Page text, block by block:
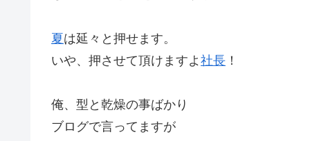
夏は延々と押せます。
いや、押させて頂けますよ 社長 ！
俺、型と乾燥の事ばかり
ブログで言ってますが